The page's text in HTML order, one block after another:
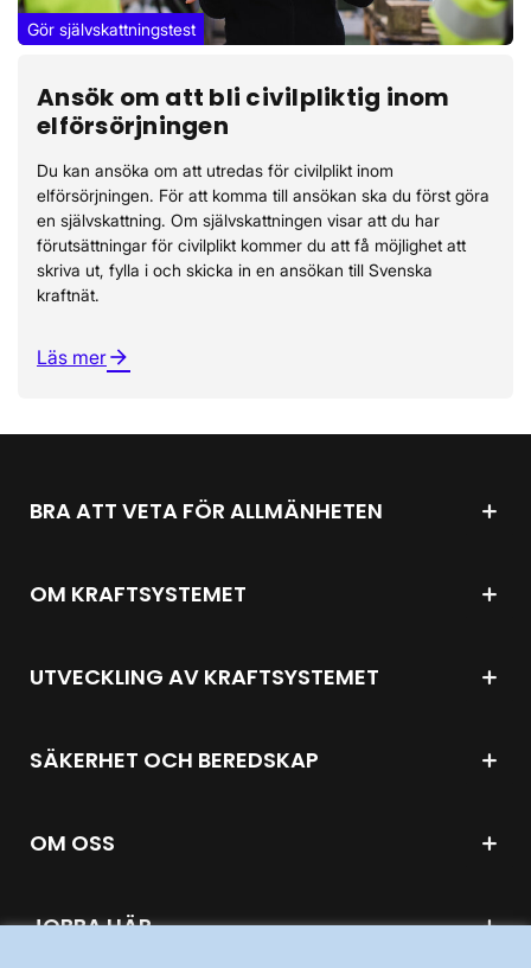
Gör självskattningstest
Ansök om att bli civilpliktig inom
elförsörjningen
Du kan ansöka om att utredas för civilplikt inom
elförsörjningen. För att komma till ansökan ska du först göra
en självskattning. Om självskattningen visar att du har
förutsättningar för civilplikt kommer du att få möjlighet att
skriva ut, fylla i och skicka in en ansökan till Svenska
kraftnät.
Läs merarrow_forward
BRA ATT VETA FÖR ALLMÄNHETEN
OM KRAFTSYSTEMET
UTVECKLING AV KRAFTSYSTEMET
SÄKERHET OCH BEREDSKAP
OM OSS
JOBBA HÄR